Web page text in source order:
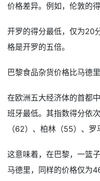
价格差异。例如，伦敦的
开罗的得分最低，仅为20
格是开罗的五倍。
巴黎食品杂货价格比马德
在欧洲五大经济体的首都
班牙最低。其指数得分依
（62）、柏林（55）、罗
这意味着，在巴黎，一篮
马德里，同样的价格仅为